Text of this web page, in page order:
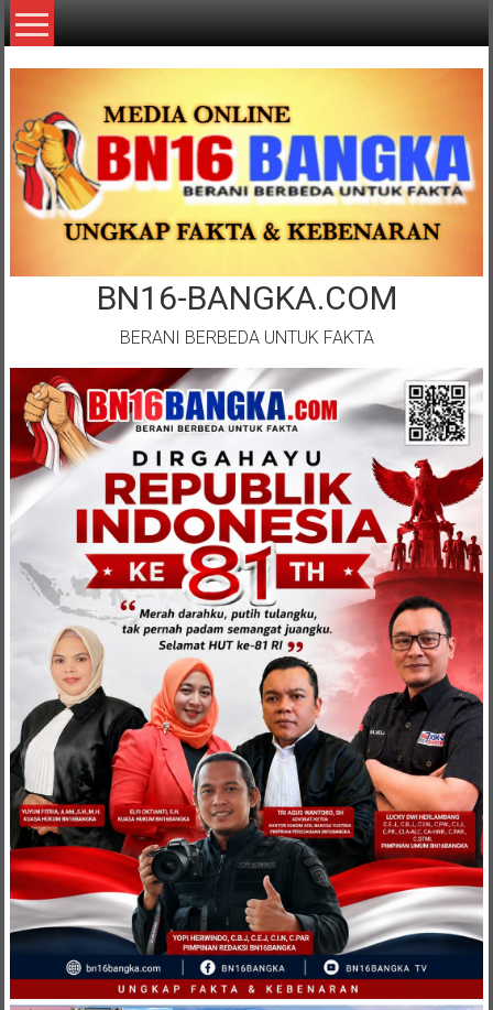
Lompat
ke
BN16-BANGKA.COM
BERANI BERBEDA UNTUK FAKTA